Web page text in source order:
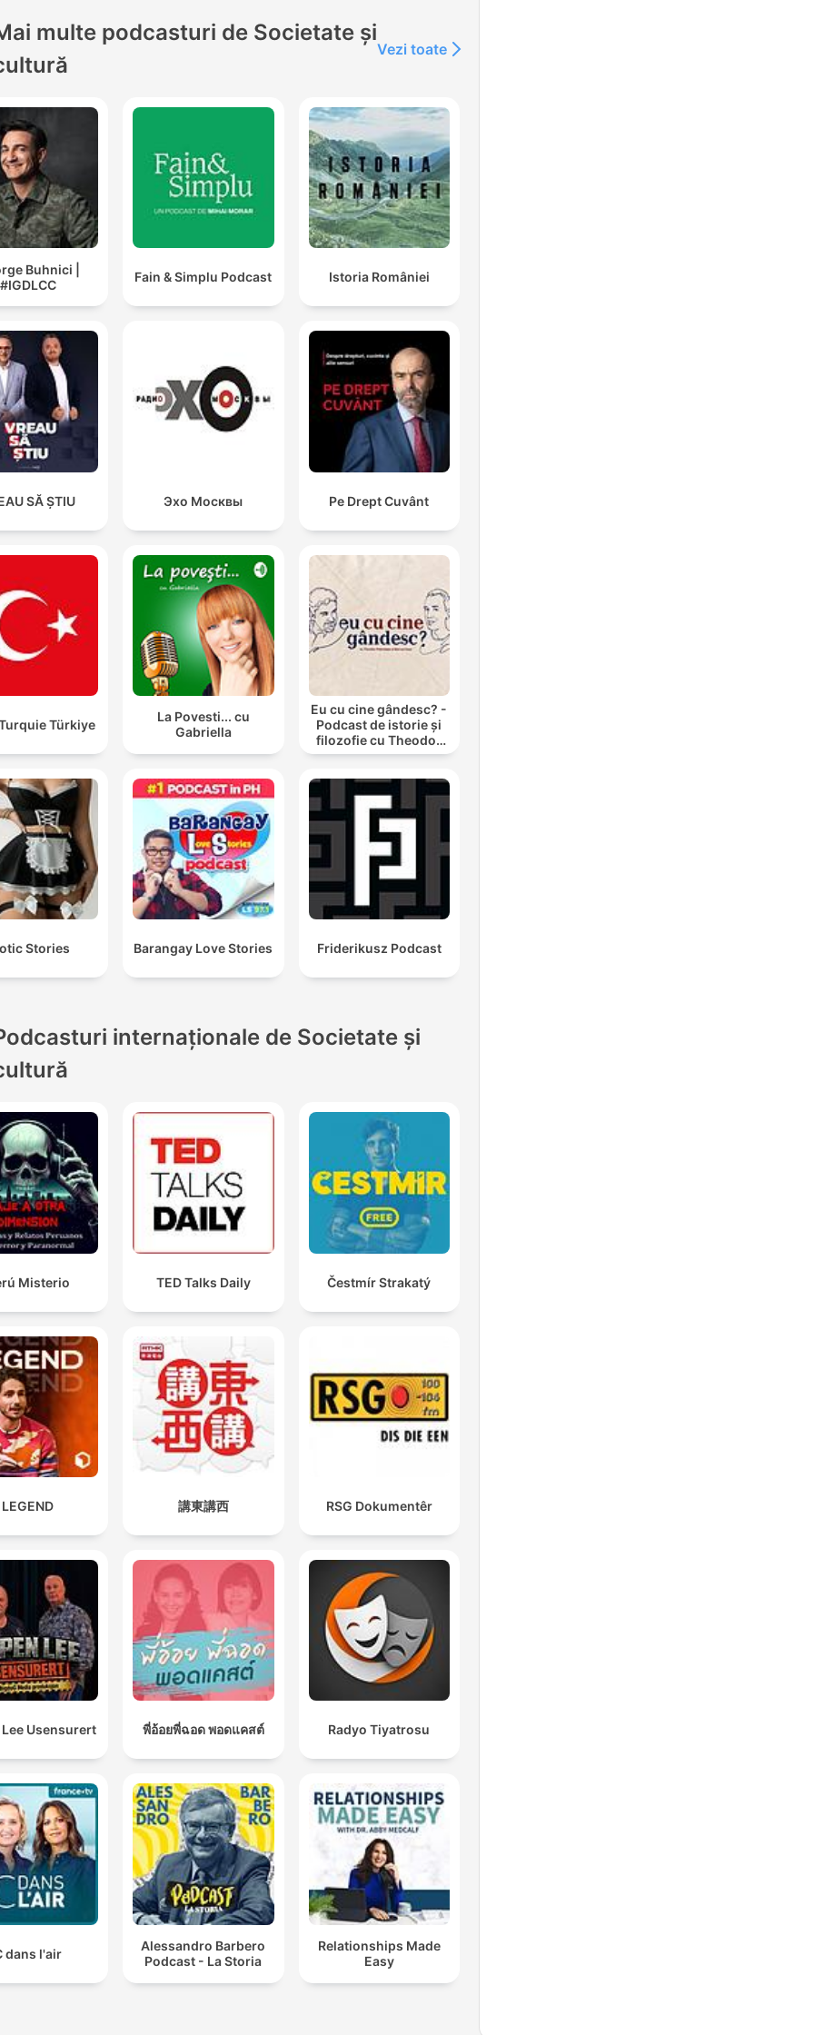
multe podcasturi de Societate și
Vezi toate
Buhnici |
#IGDLCC
Fain & Simplu Podcast Istoria României
SĂ ȘTIU Эхо Москвы Pe Drept Cuvânt
Türkiye
La Povesti... cu
Gabriella
Eu cu cine gândesc? -
Podcast de istorie și
filozofie cu Theodor
Paleologu și Răzvan
Stories Barangay Love Stories Friderikusz Podcast
internaționale de Societate și
Misterio TED Talks Daily Čestmír Strakatý
LEGEND 講東講西 RSG Dokumentêr
Usensurert พี่อ้อยพี่ฉอด พอดแคสต์ Radyo Tiyatrosu
dans l'air
Alessandro Barbero
Podcast - La Storia
Relationships Made
Easy